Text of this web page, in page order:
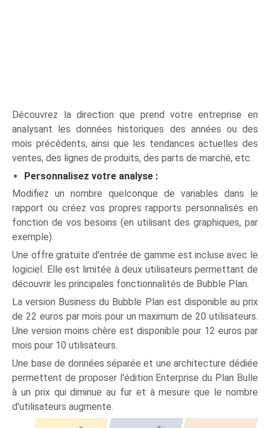
Découvrez la direction que prend votre entreprise en
analysant les données historiques des années ou des
mois précédents, ainsi que les tendances actuelles des
ventes, des lignes de produits, des parts de marché, etc.
Personnalisez votre analyse :
Modifiez un nombre quelconque de variables dans le
rapport ou créez vos propres rapports personnalisés en
fonction de vos besoins (en utilisant des graphiques, par
exemple).
Une offre gratuite d'entrée de gamme est incluse avec le
logiciel. Elle est limitée à deux utilisateurs permettant de
découvrir les principales fonctionnalités de Bubble Plan.
La version Business du Bubble Plan est disponible au prix
de 22 euros par mois pour un maximum de 20 utilisateurs.
Une version moins chère est disponible pour 12 euros par
mois pour 10 utilisateurs.
Une base de données séparée et une architecture dédiée
permettent de proposer l'édition Enterprise du Plan Bulle
à un prix qui diminue au fur et à mesure que le nombre
d'utilisateurs augmente.